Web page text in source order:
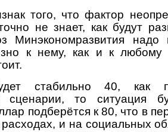
того, что фактор
не знает, как будут
Минэкономразвития
к нему, как и к любому
стабильно 40, как
сценарии, то ситуация
подберётся к 80, что в
и на социальных